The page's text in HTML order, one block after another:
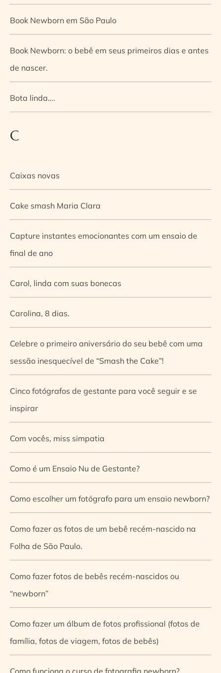
Book Newborn em São Paulo
Book Newborn: o bebê em seus primeiros dias e antes
de nascer.
Bota linda….
C
Caixas novas
Cake smash Maria Clara
Capture instantes emocionantes com um ensaio de
final de ano
Carol, linda com suas bonecas
Carolina, 8 dias.
Celebre o primeiro aniversário do seu bebê com uma
sessão inesquecível de “Smash the Cake”!
Cinco fotógrafos de gestante para você seguir e se
inspirar
Com vocês, miss simpatia
Como é um Ensaio Nu de Gestante?
Como escolher um fotógrafo para um ensaio newborn?
Como fazer as fotos de um bebê recém-nascido na
Folha de São Paulo.
Como fazer fotos de bebês recém-nascidos ou
“newborn”
Como fazer um álbum de fotos profissional (fotos de
família, fotos de viagem, fotos de bebês)
Como funciona o curso de fotografia newborn?